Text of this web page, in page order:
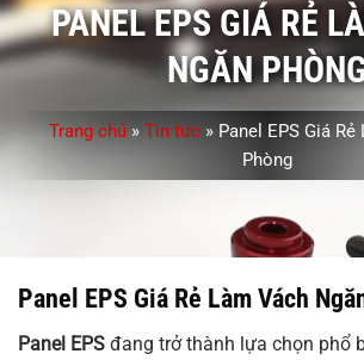
PANEL EPS GIÁ RẺ
NGĂN
Trang chủ» Tin tức» Panel EPS Giá
Phòng
Panel EPS Giá Rẻ Làm Vách
Panel EPS đang trở thành lựa chọn phổ